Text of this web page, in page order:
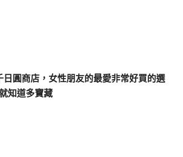
日圓商店，女性朋友的最愛非常好買的選
知道多寶藏